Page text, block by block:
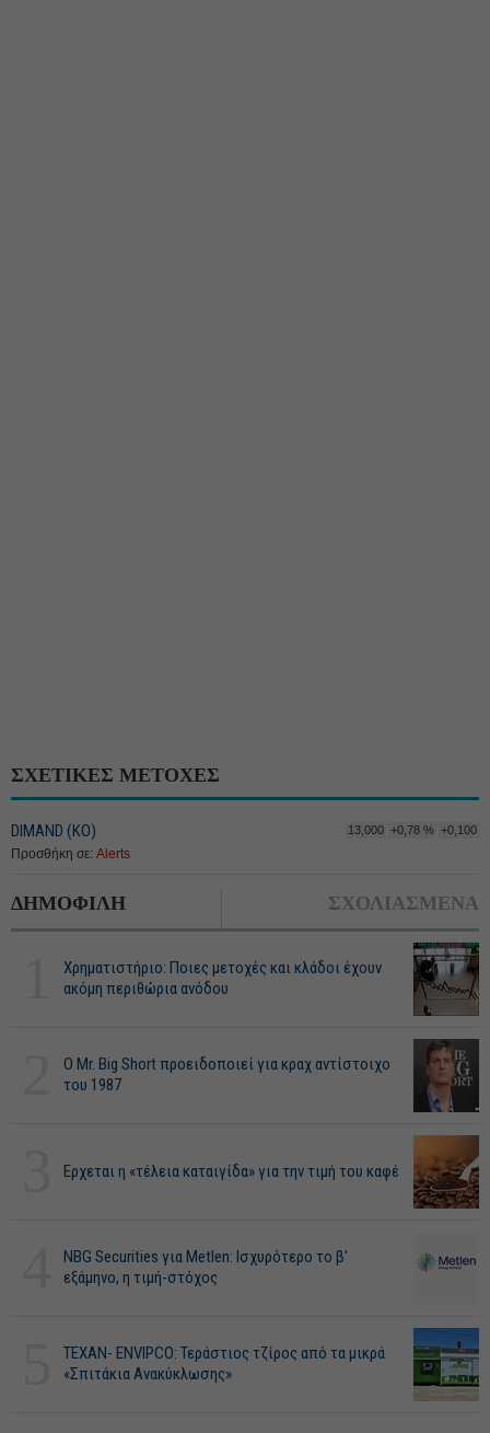
ΣΧΕΤΙΚΕΣ ΜΕΤΟΧΕΣ
DIMAND (ΚΟ) 13,000 +0,78 % +0,100
Προσθήκη σε: Alerts
ΔΗΜΟΦΙΛΗ ΣΧΟΛΙΑΣΜΕΝΑ
Χρηματιστήριο: Ποιες μετοχές και κλάδοι έχουν
ακόμη περιθώρια ανόδου
O Mr. Big Short προειδοποιεί για κραχ αντίστοιχο
του 1987
Ερχεται η «τέλεια καταιγίδα» για την τιμή του καφέ
NBG Securities για Metlen: Ισχυρότερο το β'
εξάμηνο, η τιμή-στόχος
ΤΕΧΑΝ- ENVIPCO: Τεράστιος τζίρος από τα μικρά
«Σπιτάκια Ανακύκλωσης»